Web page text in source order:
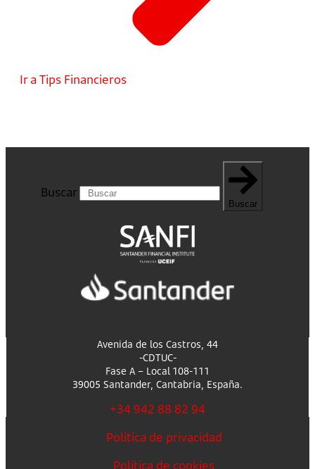
Ir a Tips Financieros
Buscar
Buscar
Avenida de los Castros, 44
-CDTUC-
Fase A – Local 108-111
39005 Santander, Cantabria, España.
+34 942 88 82 94
Política de privacidad
Política de cookies